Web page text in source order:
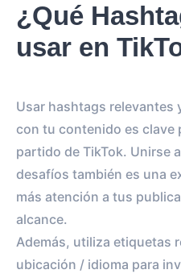
¿Qué
usar en
Usar hashtags relevantes
con tu contenido es clave
partido de TikTok. Unirse
desafíos también es una
más atención a tus
alcance.
Además, utiliza etiquetas
ubicación / idioma para